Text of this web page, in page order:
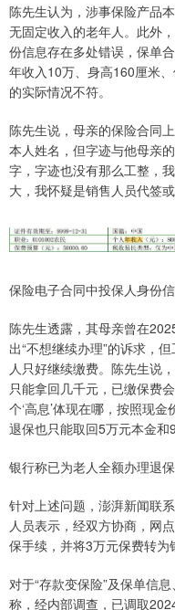
陈先生认为，涉事保险产品
无固定收入的老年人。此外
份信息存在多处错误，保单
年收入10万、身高160厘米
的实际情况不符。
陈先生说，母亲的保险合同
本人姓名，但字迹与他母亲
字，字迹也没有那么工整，
大，我怀疑是销售人员代签
保险电子合同中投保人身份
陈先生透露，其母亲曾在
出“不想继续办理”的诉求，
人只好继续缴费。陈先生说
只能拿回几千元，已缴保费
个‘高息’体现在哪，按照现
退保也只能取回5万元本金和
银行称已为老人全额办理退保
针对上述问题，澎湃新闻联
人员表示，经双方协商，网
保手续，并将3万元保费转为
对于“存款变保险”及保单信
称，经内部调查，已调取